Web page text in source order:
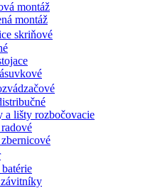
montáž
montáž
skriňové
a lišty rozbočovacie